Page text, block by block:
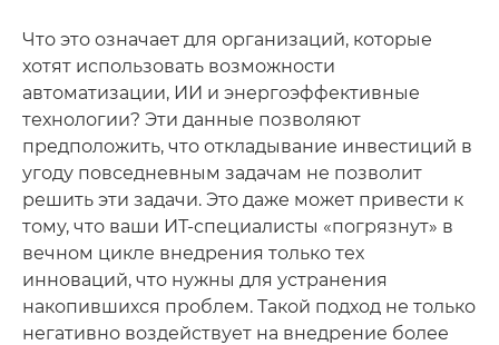
Что это означает для организаций, которые
хотят использовать возможности
автоматизации, ИИ и энергоэффективные
технологии? Эти данные позволяют
предположить, что откладывание инвестиций в
угоду повседневным задачам не позволит
решить эти задачи. Это даже может привести к
тому, что ваши ИТ-специалисты «погрязнут» в
вечном цикле внедрения только тех
инноваций, что нужны для устранения
накопившихся проблем. Такой подход не только
негативно воздействует на внедрение более